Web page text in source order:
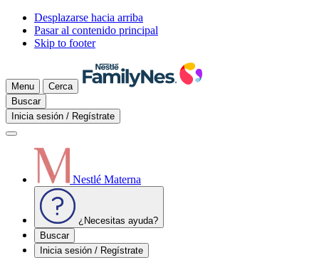
Desplazarse hacia arriba
Pasar al contenido principal
Skip to footer
Menu
Cerca
Buscar
Inicia sesión / Regístrate
Nestlé Materna
¿Necesitas ayuda?
Buscar
Inicia sesión / Regístrate